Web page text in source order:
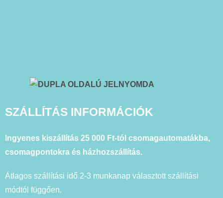
SZÁLLÍTÁS INFORMÁCIÓK
Ingyenes kiszállítás 25 000 Ft-tól csomagautomatákba,
csomagpontokra és házhozszállítás.
Átlagos szállítási idő 2-3 munkanap választott szállítási
módtól függően.